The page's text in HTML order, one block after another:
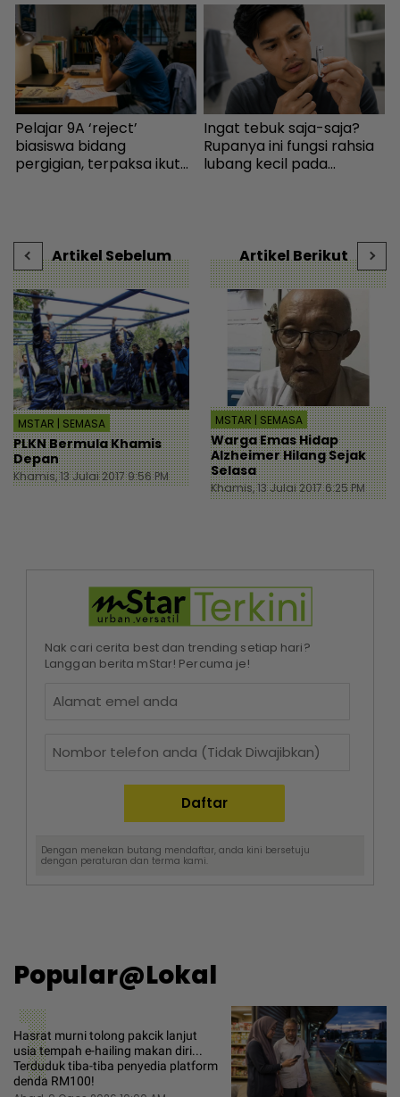
Pelajar 9A ‘reject’
biasiswa bidang
pergigian, terpaksa ikut
Ingat tebuk saja-saja?
Rupanya ini fungsi rahsia
lubang kecil pada
Artikel Sebelum
MSTAR | SEMASA
PLKN Bermula Khamis
Depan
Khamis, 13 Julai 2017 9:56 PM
Artikel Berikut
MSTAR | SEMASA
Warga Emas Hidap
Alzheimer Hilang Sejak
Selasa
Khamis, 13 Julai 2017 6:25 PM
Nak cari cerita best dan trending setiap hari?
Langgan berita mStar! Percuma je!
Dengan menekan butang mendaftar, anda kini bersetuju
dengan peraturan dan terma kami.
Popular@Lokal
1
Hasrat murni tolong pakcik lanjut
usia tempah e-hailing makan diri...
Terduduk tiba-tiba penyedia platform
denda RM100!